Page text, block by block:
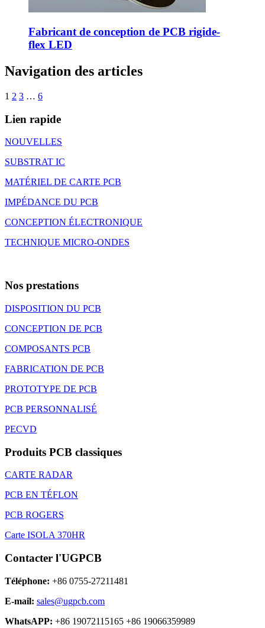
Fabricant de conception de PCB rigide-
flex LED
Navigation des articles
1 2 3 … 6
Lien rapide
NOUVELLES
SUBSTRAT IC
MATÉRIEL DE CARTE PCB
IMPÉDANCE DU PCB
CONCEPTION ÉLECTRONIQUE
TECHNIQUE MICRO-ONDES
Nos prestations
DISPOSITION DU PCB
CONCEPTION DE PCB
COMPOSANTS PCB
FABRICATION DE PCB
PROTOTYPE DE PCB
PCB PERSONNALISÉ
PECVD
Produits PCB classiques
CARTE RADAR
PCB EN TÉFLON
PCB ROGERS
Carte ISOLA 370HR
Contacter l'UGPCB
Téléphone: +86 0755-27211481
E-mail: sales@ugpcb.com
WhatsAPP: +86 19072115165 +86 19066359989